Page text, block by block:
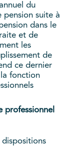
du
suite à
dans le
et de
les
de
ce dernier
fonction
professionnel